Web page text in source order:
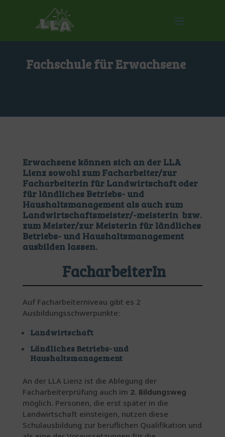
Fachschule für Erwachsene
Erwachsene können sich an der LLA
Lienz sowohl zum Facharbeiter/zur
Facharbeiterin für Landwirtschaft oder
für ländliches Betriebs- und
Haushaltsmanagement als auch zum
Landwirtschaftsmeister/-meisterin bzw.
zum Meister/zur Meisterin für ländliches
Betriebs- und Haushaltsmanagement
ausbilden lassen.
FacharbeiterIn
Auf Facharbeiterniveau gibt es 2
Ausbildungsschwerpunkte:
Landwirtschaft
Ländliches Betriebs- und
Haushaltsmanagement
An der LLA Lienz ist die Ablegung der
Facharbeiterprüfung auch im 2. Bildungsweg
möglich. Personen, die erst später in die
Landwirtschaft einsteigen, nutzen diese
Schulausbildung zur beruflichen Qualifikation und